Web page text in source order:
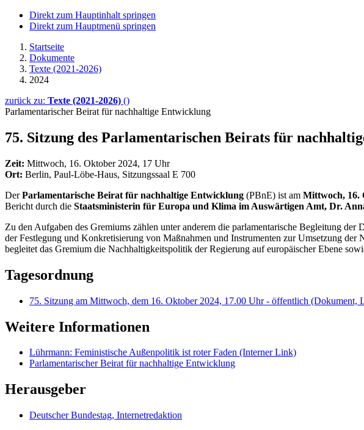
Direkt zum Hauptinhalt springen
Direkt zum Hauptmenü springen
Startseite
Dokumente
Texte (2021-2026)
2024
zurück zu: Texte (2021-2026) ()
Parlamentarischer Beirat für nachhaltige Entwicklung
75. Sitzung des Parlamentarischen Beirats für
Zeit: Mittwoch, 16. Oktober 2024, 17 Uhr
Ort: Berlin, Paul-Löbe-Haus, Sitzungssaal E 700
DerParlamentarische Beirat für nachhaltige Entwicklung (PBnE) ist am Mittwoch, 16.
Bericht durch die Staatsministerin für Europa und Klima im Auswärtigen Amt, Dr.
Zu den Aufgaben des Gremiums zählen unter anderem die parlamentarische Begleitung
der Festlegung und Konkretisierung von Maßnahmen und Instrumenten zur Umsetzung
begleitet das Gremium die Nachhaltigkeitspolitik der Regierung auf europäischer Ebene
Tagesordnung
75. Sitzung am Mittwoch, dem 16. Oktober 2024, 17.00 Uhr - öffentlich (Dokument,
Weitere Informationen
Lührmann: Feministische Außenpolitik ist roter Faden (Interner Link)
Parlamentarischer Beirat für nachhaltige Entwicklung
Herausgeber
Deutscher Bundestag, Internetredaktion